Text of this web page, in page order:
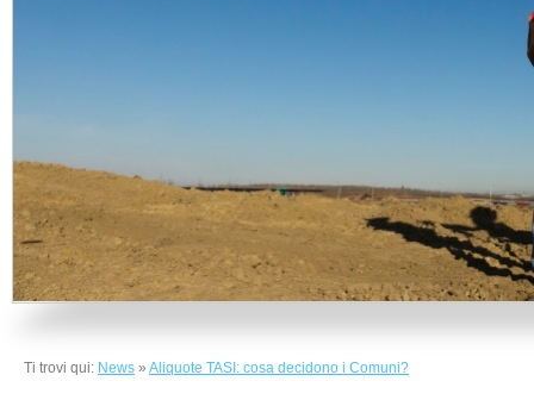
Ti trovi qui: News » Aliquote TASI: cosa decidono i Comuni?